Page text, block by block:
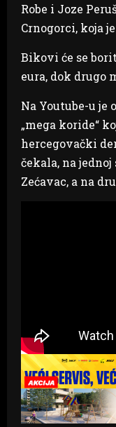
Robe i Joze
Crnogorci, koja
Bikovi će se
eura, dok drugo
Na Youtube-u je
„mega koride“
hercegovački
čekala, na
Zećavac, a na